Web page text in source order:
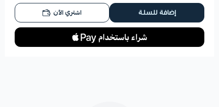
إضافة للسلة اشتري الآن